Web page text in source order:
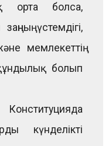
орта болса,
үстемдігі,
мемлекеттің
болып
күнделікті